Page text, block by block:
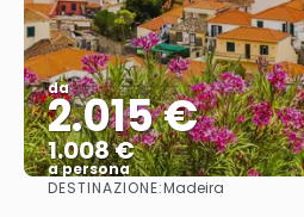
da
2.015 €
1.008 €
a persona
Vedere
DESTINAZIONE:Madeira